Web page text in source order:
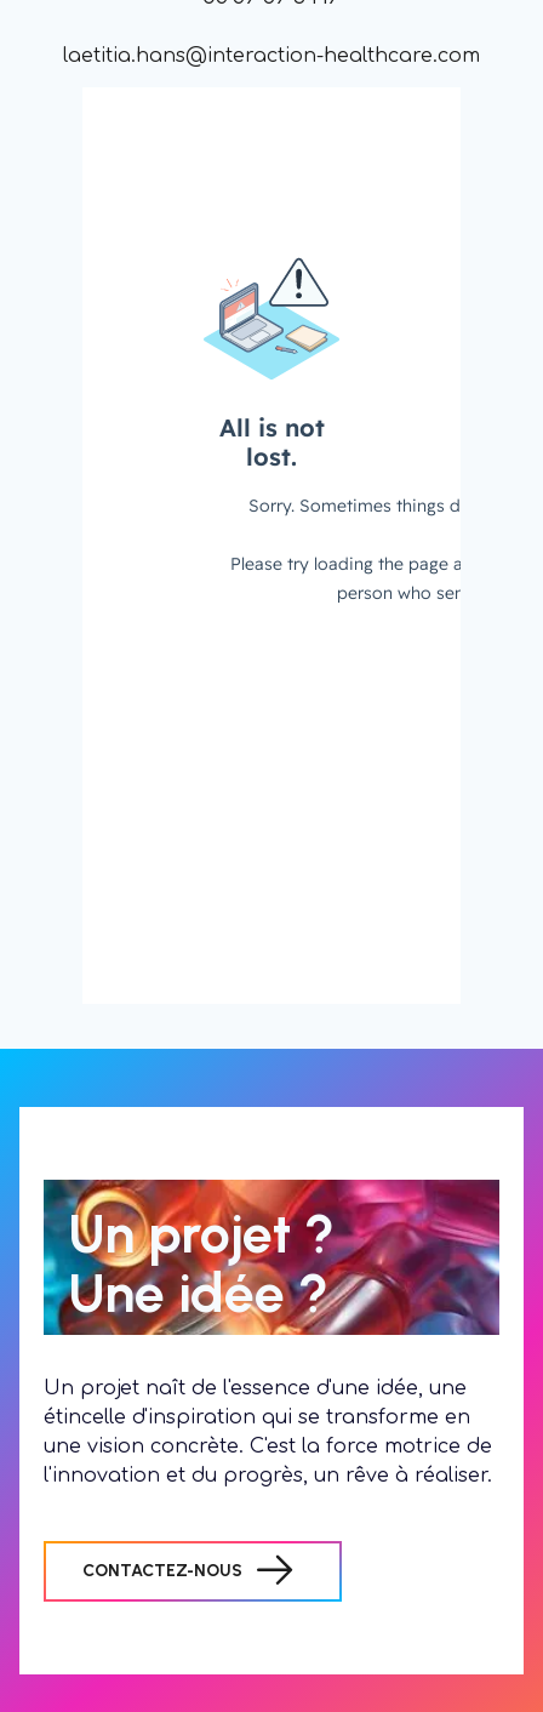
laetitia.hans@interaction-healthcare.com
Un projet ?
Une idée ?
Un projet naît de l'essence d'une idée, une
étincelle d'inspiration qui se transforme en
une vision concrète. C'est la force motrice de
l'innovation et du progrès, un rêve à réaliser.
CONTACTEZ-NOUS